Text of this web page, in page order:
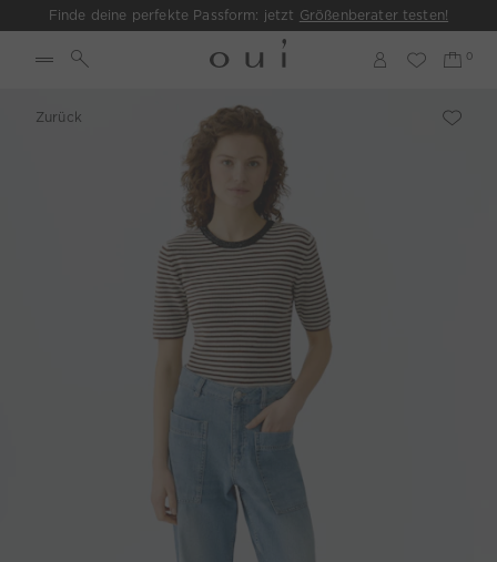
Finde deine perfekte Passform: jetzt Größenberater testen!
Zurück